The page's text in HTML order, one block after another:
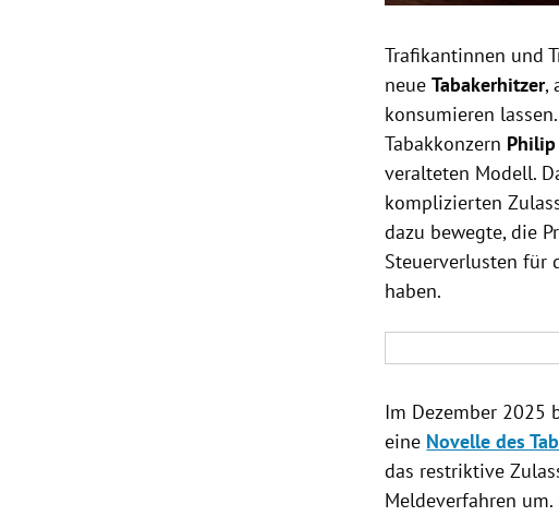
Trafikantinnen und
neueTabakerhitzer,
konsumieren
Tabakkonzern
veralteten Modell.
komplizierten
dazu bewegte, die
Steuerverlusten für
haben.
Im Dezember 2025
eine Novelle des
das restriktive
Meldeverfahren